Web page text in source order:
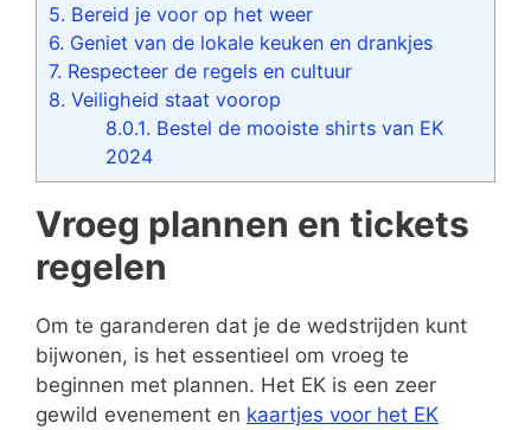
5. Bereid je voor op het weer
6. Geniet van de lokale keuken en drankjes
7. Respecteer de regels en cultuur
8. Veiligheid staat voorop
8.0.1. Bestel de mooiste shirts van EK
2024
Vroeg plannen en tickets
regelen
Om te garanderen dat je de wedstrijden kunt
bijwonen, is het essentieel om vroeg te
beginnen met plannen. Het EK is een zeer
gewild evenement en kaartjes voor het EK